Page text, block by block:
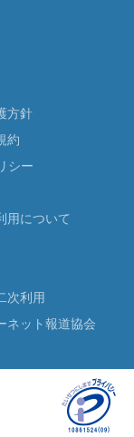
方針
約
シー
用について
次利用
ネット報道協会